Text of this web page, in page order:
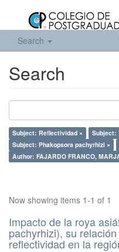
Search
Search
Subject: Reflectividad × Subject:
Subject: Phakopsora pachyrhizi ×
Author: FAJARDO FRANCO,
Now showing items 1-1 of 1
Impacto de la roya
pachyrhizi), su
reflectividad en la